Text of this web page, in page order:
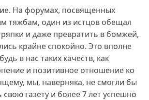
На форумах, посвященных
тяжбам, один из истцов обещал
и даже превратить в бомжей,
крайне спокойно. Это вполне
в нас таких качеств, как
и позитивное отношение ко
мы, наверняка, не смогли бы
свою газету и более 7 лет успешно